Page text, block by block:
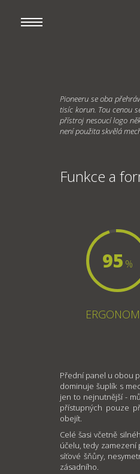
Pioneeru se oba
tisíc korun. Tou cenou
přístroj nesoucí logo
není použita skvělá
Funkce a
95 %
Přední panel u obou
dominuje šuplík s
jen to nejnutnější -
přístupných pouze
obejít.
Celé šasi včetně
účelu, tedy
síťové šňůry,
zásadního.